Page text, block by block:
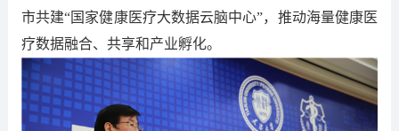
市共建“国家健康医疗大数据云脑中心”，推动海量健康医
疗数据融合、共享和产业孵化。